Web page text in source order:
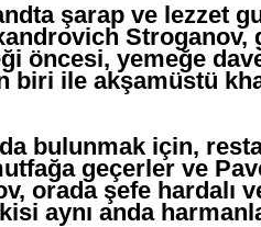
şarap ve lezzet
Stroganov,
öncesi, yemeğe
biri ile akşamüstü
bulunmak için,
geçerler ve
orada şefe hardalı
aynı anda